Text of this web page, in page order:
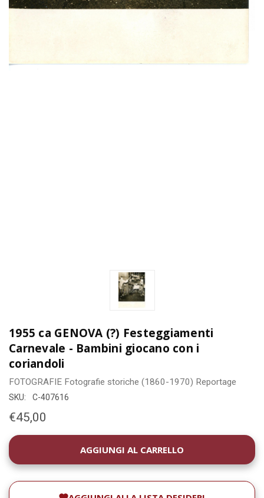
1955 ca GENOVA (?) Festeggiamenti
Carnevale - Bambini giocano con i
coriandoli
FOTOGRAFIE Fotografie storiche (1860-1970) Reportage
SKU: C-407616
€45,00
DISPONIBILITÀ
ATTUALE: